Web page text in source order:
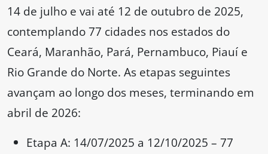
14 de julho e vai até 12 de outubro de 2025,
contemplando 77 cidades nos estados do
Ceará, Maranhão, Pará, Pernambuco, Piauí e
Rio Grande do Norte. As etapas seguintes
avançam ao longo dos meses, terminando em
abril de 2026:
Etapa A: 14/07/2025 a 12/10/2025 – 77